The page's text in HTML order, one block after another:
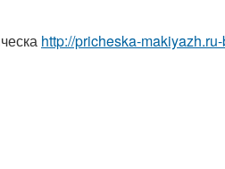
http://pricheska-